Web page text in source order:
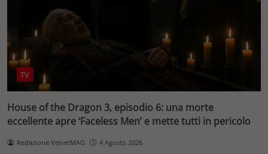
TV
House of the Dragon 3, episodio 6: una morte
eccellente apre ‘Faceless Men’ e mette tutti in pericolo
Redazione VelvetMAG 4 Agosto 2026